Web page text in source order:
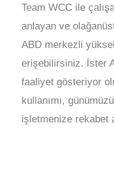
Team WCC ile
anlayan ve
ABD merkezli
erişebilirsiniz. İster
faaliyet gösteriyor
kullanımı,
işletmenize rekabet